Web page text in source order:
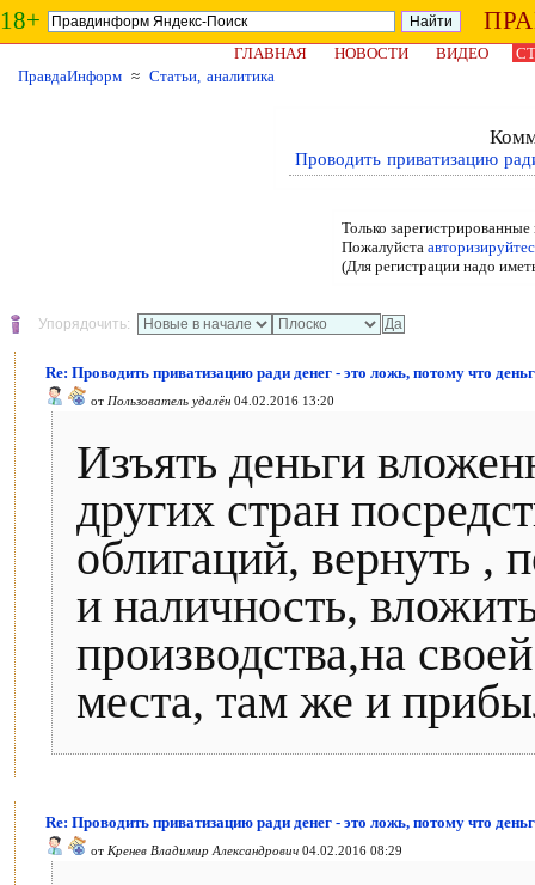
18+
ГЛАВНАЯ НОВОСТИ ВИДЕО
ПравдаИнформ ≈ Статьи, аналитика
Проводить приватизацию
Только
Пожалуйста
(Для регистрации надо
Упорядочить:
Re: Проводить приватизацию ради денег - это ложь, потому что
от Пользователь удалён 04.02.2016 13:20
Изъять деньги
других стран
облигаций, вернуть ,
и наличность,
производства,на
места, там же и
Re: Проводить приватизацию ради денег - это ложь, потому что
от Кренев Владимир Александрович 04.02.2016 08:29